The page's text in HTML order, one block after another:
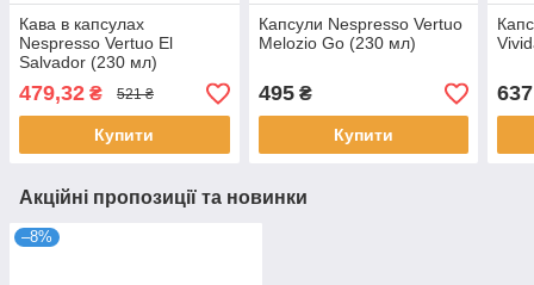
Кава в капсулах
Nespresso Vertuo El
Salvador (230 мл)
479,32 ₴ 521 ₴
Купити
Капсули Nespresso Vertuo
Melozio Go (230 мл)
495₴
Купити
637
Акційні пропозиції та новинки
–8%